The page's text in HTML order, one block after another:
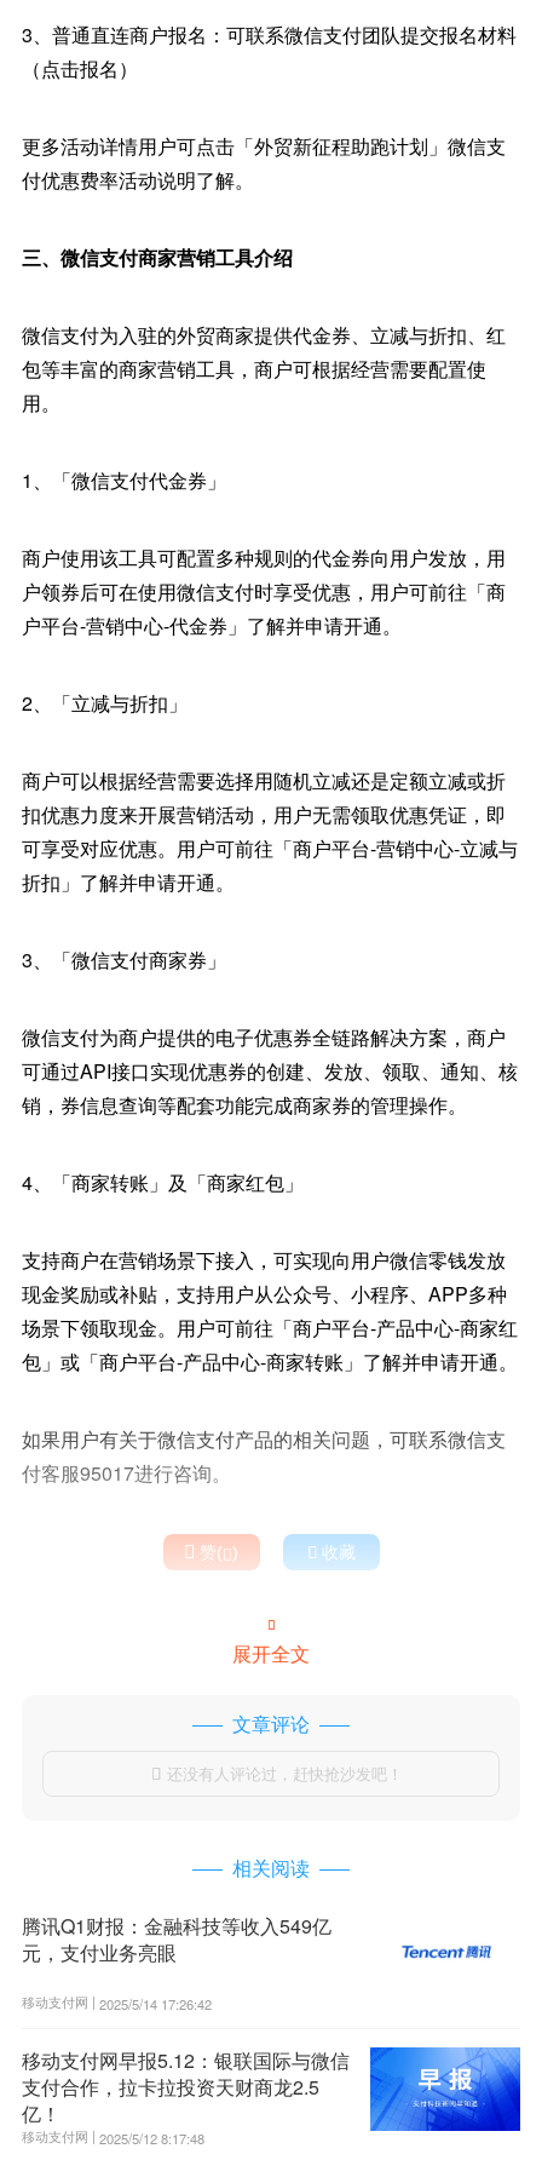
3、普通直连商户报名：可联系微信支付团队提交报名材料
（点击报名）
更多活动详情用户可点击「外贸新征程助跑计划」微信支
付优惠费率活动说明了解。
三、微信支付商家营销工具介绍
微信支付为入驻的外贸商家提供代金券、立减与折扣、红
包等丰富的商家营销工具，商户可根据经营需要配置使
用。
1、「微信支付代金券」
商户使用该工具可配置多种规则的代金券向用户发放，用
户领券后可在使用微信支付时享受优惠，用户可前往「商
户平台-营销中心-代金券」了解并申请开通。
2、「立减与折扣」
商户可以根据经营需要选择用随机立减还是定额立减或折
扣优惠力度来开展营销活动，用户无需领取优惠凭证，即
可享受对应优惠。用户可前往「商户平台-营销中心-立减与
折扣」了解并申请开通。
3、「微信支付商家券」
微信支付为商户提供的电子优惠券全链路解决方案，商户
可通过API接口实现优惠券的创建、发放、领取、通知、核
销，券信息查询等配套功能完成商家券的管理操作。
4、「商家转账」及「商家红包」
支持商户在营销场景下接入，可实现向用户微信零钱发放
现金奖励或补贴，支持用户从公众号、小程序、APP多种
场景下领取现金。用户可前往「商户平台-产品中心-商家红
包」或「商户平台-产品中心-商家转账」了解并申请开通。
如果用户有关于微信支付产品的相关问题，可联系微信支
付客服95017进行咨询。
 赞()  收藏

展开全文
文章评论
 还没有人评论过，赶快抢沙发吧！
相关阅读
腾讯Q1财报：金融科技等收入549亿
元，支付业务亮眼
移动支付网 | 2025/5/14 17:26:42
移动支付网早报5.12：银联国际与微信
支付合作，拉卡拉投资天财商龙2.5
亿！
移动支付网 | 2025/5/12 8:17:48